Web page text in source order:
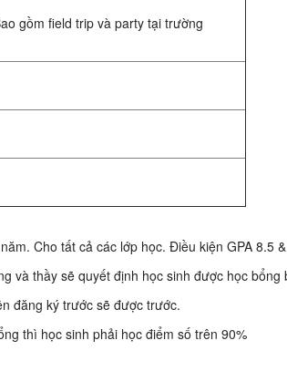
gồm field trip và party tại trường
Cho tất cả các lớp học. Điều kiện GPA 8.5
và thầy sẽ quyết định học sinh được học bổng
đăng ký trước sẽ được trước.
thì học sinh phải học điểm số trên 90%